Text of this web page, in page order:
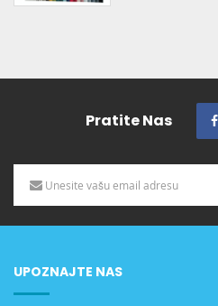
Pratite Nas
UPOZNAJTE NAS